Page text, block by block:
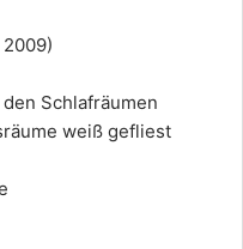
Schlafräumen
weiß gefliest